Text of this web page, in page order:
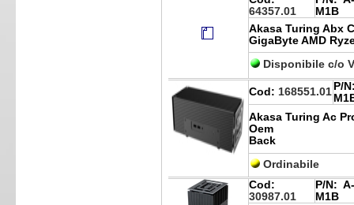
64357.01
M1B
Akasa Turing Abx
GigaByte AMD
Disponibile c/o
Cod: 168551.01 P/
Akasa Turing Ac
Oem
Back
Ordinabile
Cod:
30987.01
P/N:
M1B